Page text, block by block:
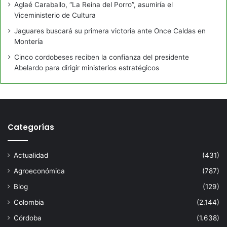
Aglaé Caraballo, “La Reina del Porro”, asumiría el
Viceministerio de Cultura
Jaguares buscará su primera victoria ante Once Caldas en
Montería
Cinco cordobeses reciben la confianza del presidente
Abelardo para dirigir ministerios estratégicos
Categorías
Actualidad
(431)
Agroeconómica
(787)
Blog
(129)
Colombia
(2.144)
Córdoba
(1.638)